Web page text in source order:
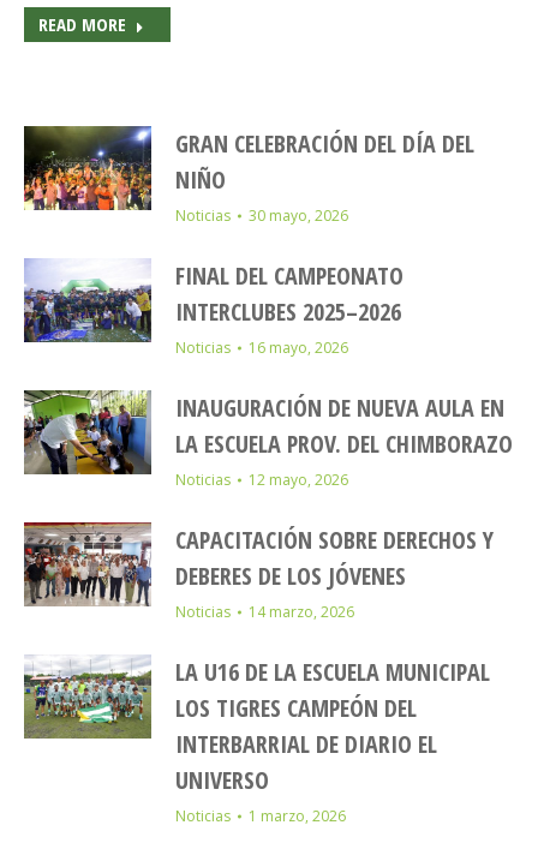
READ MORE
GRAN CELEBRACIÓN DEL DÍA DEL
NIÑO
Noticias 30 mayo, 2026
FINAL DEL CAMPEONATO
INTERCLUBES 2025–2026
Noticias 16 mayo, 2026
INAUGURACIÓN DE NUEVA AULA EN
LA ESCUELA PROV. DEL CHIMBORAZO
Noticias 12 mayo, 2026
CAPACITACIÓN SOBRE DERECHOS Y
DEBERES DE LOS JÓVENES
Noticias 14 marzo, 2026
LA U16 DE LA ESCUELA MUNICIPAL
LOS TIGRES CAMPEÓN DEL
INTERBARRIAL DE DIARIO EL
UNIVERSO
Noticias 1 marzo, 2026